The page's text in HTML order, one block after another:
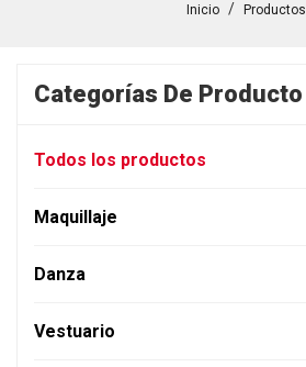
Inicio Productos
Categorías De Producto
Todos los productos
Maquillaje
Danza
Vestuario